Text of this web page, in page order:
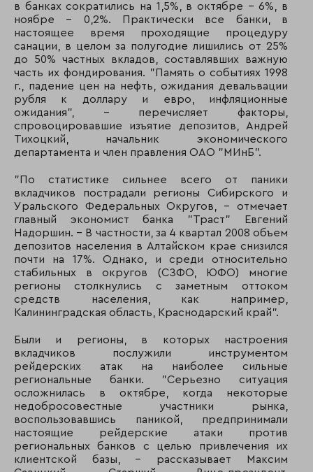
110 129 Меткомбанк
111 133 Меткомбанк
112 106 Натиксис банк
113 151 Инкасбанк
АКБ
115 116 Севергазбанк
116 119 СДМ-Банк
117 187 АБ Открытие
118 165
Независимый
строительный
119 160 АКБ
130 ОАО "КБ
122 Далькомбанк
123 117 Липецккомбанк
Акибанк
в банках сократились на 1,5%, в октябре – 6%, в
ноябре – 0,2%. Практически все банки, в
настоящее время проходящие процедуру
санации, в целом за полугодие лишились от 25%
до 50% частных вкладов, составлявших важную
часть их фондирования. "Память о событиях 1998
г., падение цен на нефть, ожидания девальвации
рубля к доллару и евро, инфляционные
ожидания", – перечисляет факторы,
спровоцировавшие изъятие депозитов, Андрей
Тихоцкий, начальник экономического
департамента и член правления ОАО "МИнБ".
"По статистике сильнее всего от паники
вкладчиков пострадали регионы Сибирского и
Уральского Федеральных Округов, – отмечает
главный экономист банка "Траст" Евгений
Надоршин. – В частности, за 4 квартал 2008 объем
депозитов населения в Алтайском крае снизился
почти на 17%. Однако, и среди относительно
стабильных в округов (СЗФО, ЮФО) многие
регионы столкнулись с заметным оттоком
средств населения, как например,
Калининградская область, Краснодарский край".
Были и регионы, в которых настроения
вкладчиков послужили инструментом
рейдерских атак на наиболее сильные
региональные банки. "Серьезно ситуация
осложнилась в октябре, когда некоторые
недобросовестные участники рынка,
воспользовавшись паникой, предпринимали
настоящие рейдерские атаки против
региональных банков с целью привлечения их
клиентской базы, - рассказывает Максим